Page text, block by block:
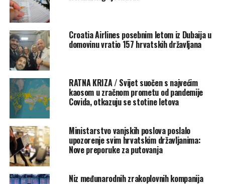
službe (BND),
mogućnost rata ne treba potcijeniti.
‘Već smo na vatrenoj liniji, ne smijemo se opustiti’,
upozorio je šef BND-a, čija je prethodna dužnost bila –
njemački veleposlanik u Ukrajini, prenosi
Zalihe za obitelj u vrijednosti
200-300 eura
Vodič pruža praktične savjete za pripremu kućanstava, s
naglaskom na osiguranje samodostatnosti do deset
dana. Međutim, praktičnost skladištenja hrane i vode za
višečlane obitelji u ograničenom prostoru, posebno
Croatia Airlines posebnim letom iz Dubaija u
domovinu vratio 157 hrvatskih državljana
RATNA KRIZA / Svijet suočen s najvećim
kaosom u zračnom prometu od pandemije
Covida, otkazuju se stotine letova
Ministarstvo vanjskih poslova poslalo
upozorenje svim hrvatskim državljanima:
Nove preporuke za putovanja
Niz međunarodnih zrakoplovnih kompanija